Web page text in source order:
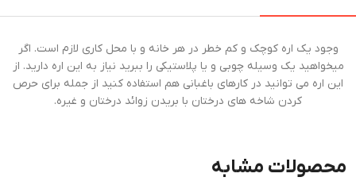
وجود یک اره کوچک و کم خطر در هر خانه و با محل کاری لازم است. اگر
میخواهید یک وسیله چوبی و یا پلاستیکی را ببرید نیاز به این اره دارید. از
این اره می توانید در کارهای باغبانی هم استفاده کنید از جمله برای حرص
کردن شاخه های درختان با بریدن زوائد درختان و غیره.
محصولات مشابه